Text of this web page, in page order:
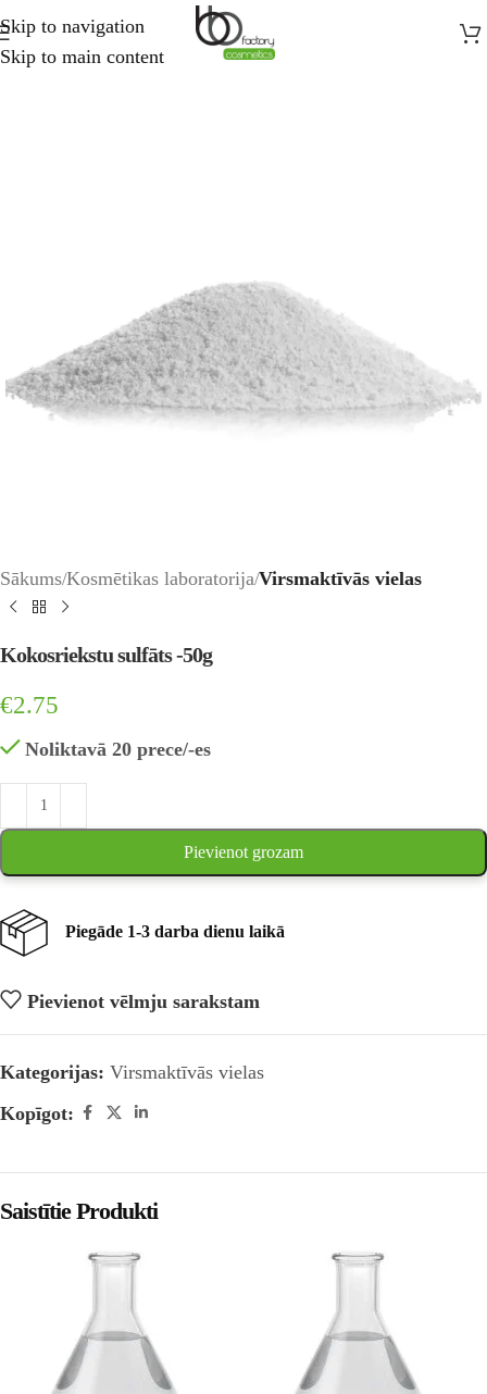
Skip to navigation
Skip to main content
Sākums Kosmētikas laboratorija Virsmaktīvās vielas
Kokosriekstu sulfāts -50g
€2.75
Noliktavā 20 prece/-es
Pievienot grozam
Piegāde 1-3 darba dienu laikā
Pievienot vēlmju sarakstam
Kategorijas: Virsmaktīvās vielas
Kopīgot:
Saistītie Produkti